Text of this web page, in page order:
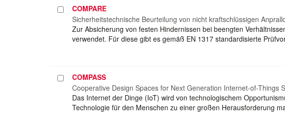
Projekt
auswählen
COMPARE
Sicherheitstechnische Beurteilung von nicht kraftschlüssigen
Zur Absicherung von festen Hindernissen bei beengten
verwendet. Für diese gibt es gemäß EN 1317 standardisierte
Projekt
auswählen
COMPASS
Cooperative Design Spaces for Next Generation Internet-of-Things
Das Internet der Dinge (IoT) wird von technologischem
Technologie für den Menschen zu einer großen Herausforderung